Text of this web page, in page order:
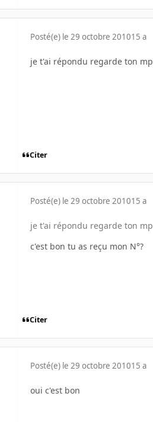
Posté(e) le 29 octobre 201015 a
je t'ai répondu regarde ton mp
Citer
Posté(e) le 29 octobre 201015 a
je t'ai répondu regarde ton mp
c'est bon tu as reçu mon N°?
Citer
Posté(e) le 29 octobre 201015 a
oui c'est bon